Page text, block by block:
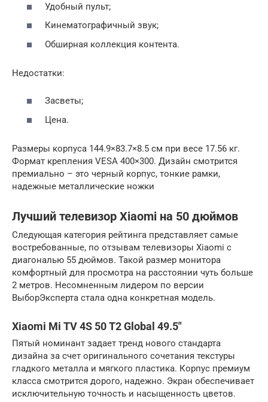
Удобный пульт;
Кинематографичный звук;
Обширная коллекция контента.
Недостатки:
Засветы;
Цена.
Размеры корпуса 144.9×83.7×8.5 см при весе 17.56 кг.
Формат крепления VESA 400×300. Дизайн смотрится
премиально – это черный корпус, тонкие рамки,
надежные металлические ножки
Лучший телевизор Xiaomi на 50 дюймов
Следующая категория рейтинга представляет самые
востребованные, по отзывам телевизоры Xiaomi с
диагональю 55 дюймов. Такой размер монитора
комфортный для просмотра на расстоянии чуть больше
2 метров. Несомненным лидером по версии
ВыборЭксперта стала одна конкретная модель.
Xiaomi Mi TV 4S 50 T2 Global 49.5″
Пятый номинант задает тренд нового стандарта
дизайна за счет оригинального сочетания текстуры
гладкого металла и мягкого пластика. Корпус премиум
класса смотрится дорого, надежно. Экран обеспечивает
исключительную точность и насыщенность цветов.